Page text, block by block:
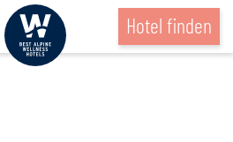
Hotel finden